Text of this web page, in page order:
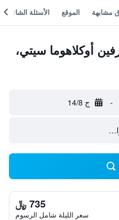
مشابهة الموقع الأسئلة الشائعة
أوكلاهوما سيتي،
- ج 14/8
735 ﷼
سعر الليلة شامل الرسوم